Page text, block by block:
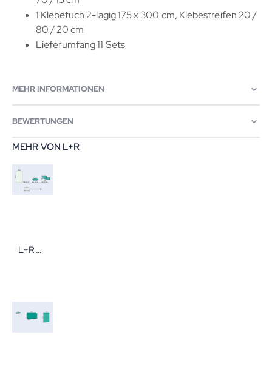
1 Klebetuch 2-lagig 175 x 300 cm, Klebestreifen 20 /
80 / 20 cm
Lieferumfang 11 Sets
MEHR INFORMATIONEN
BEWERTUNGEN
MEHR VON L+R
L+R Raucodrape Abdeckhauben 80 x 90 cm rund 40 Stück